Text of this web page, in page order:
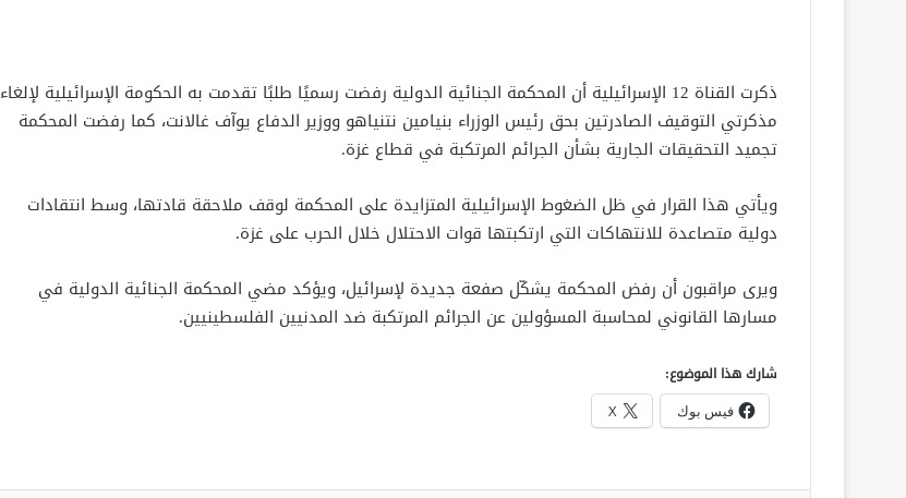
ذكرت القناة 12 الإسرائيلية أن المحكمة الجنائية الدولية رفضت رسميًا طلبًا تقدمت به الحكومة الإسرائيلية لإلغاء
مذكرتي التوقيف الصادرتين بحق رئيس الوزراء بنيامين نتنياهو ووزير الدفاع يوآف غالانت، كما رفضت المحكمة
تجميد التحقيقات الجارية بشأن الجرائم المرتكبة في قطاع غزة.
ويأتي هذا القرار في ظل الضغوط الإسرائيلية المتزايدة على المحكمة لوقف ملاحقة قادتها، وسط انتقادات
دولية متصاعدة للانتهاكات التي ارتكبتها قوات الاحتلال خلال الحرب على غزة.
ويرى مراقبون أن رفض المحكمة يشكّل صفعة جديدة لإسرائيل، ويؤكد مضي المحكمة الجنائية الدولية في
مسارها القانوني لمحاسبة المسؤولين عن الجرائم المرتكبة ضد المدنيين الفلسطينيين.
شارك هذا الموضوع:
فيس بوك X